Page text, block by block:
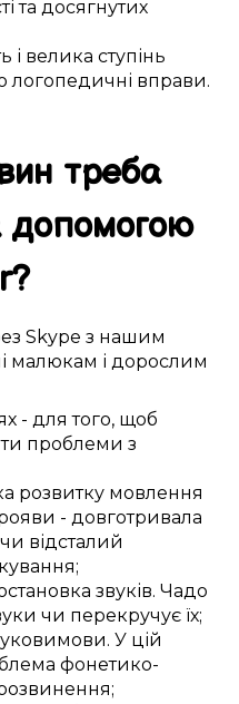
та досягнутих
і велика ступінь
логопедичні вправи.
треба
допомогою
?
Skype з нашим
малюкам і дорослим
- для того, щоб
проблеми з
розвитку мовлення
- довготривала
чи відсталий
;
звуків. Чадо
чи перекручує їх;
. У цій
фонетико-
;